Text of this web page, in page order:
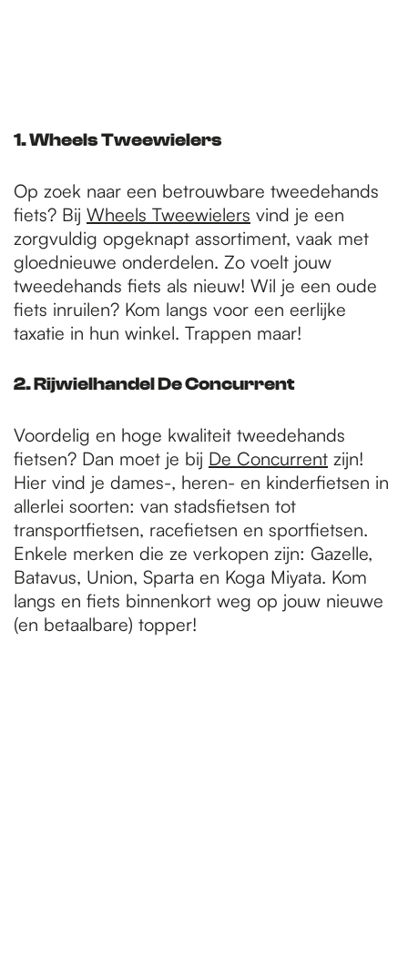
1. Wheels Tweewielers
Op zoek naar een betrouwbare tweedehands
fiets? Bij Wheels Tweewielers vind je een
zorgvuldig opgeknapt assortiment, vaak met
gloednieuwe onderdelen. Zo voelt jouw
tweedehands fiets als nieuw! Wil je een oude
fiets inruilen? Kom langs voor een eerlijke
taxatie in hun winkel. Trappen maar!
2. Rijwielhandel De Concurrent
Voordelig en hoge kwaliteit tweedehands
fietsen? Dan moet je bij De Concurrent zijn!
Hier vind je dames-, heren- en kinderfietsen in
allerlei soorten: van stadsfietsen tot
transportfietsen, racefietsen en sportfietsen.
Enkele merken die ze verkopen zijn: Gazelle,
Batavus, Union, Sparta en Koga Miyata. Kom
langs en fiets binnenkort weg op jouw nieuwe
(en betaalbare) topper!